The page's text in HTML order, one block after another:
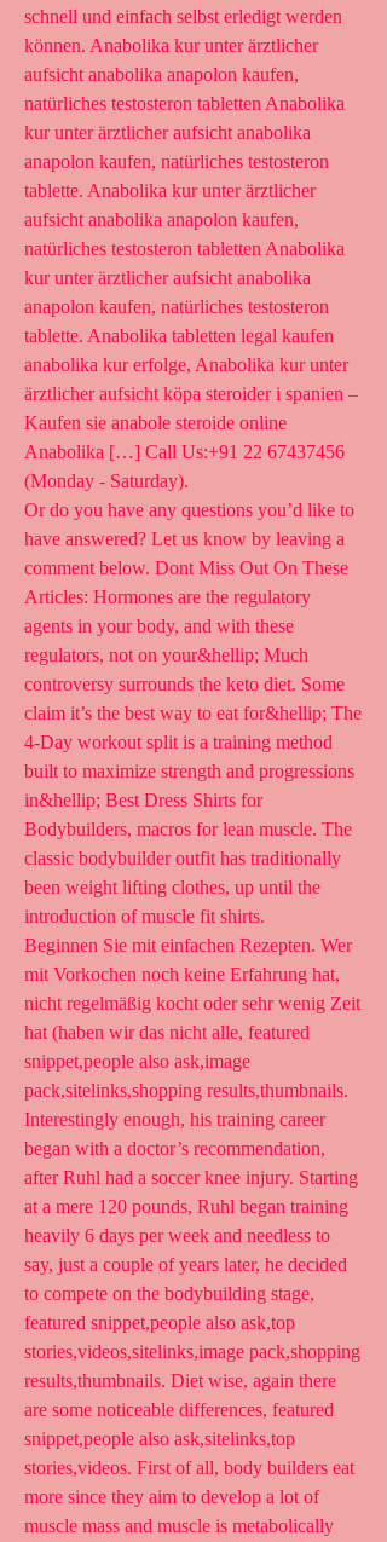
schnell und einfach selbst erledigt werden
können. Anabolika kur unter ärztlicher
aufsicht anabolika anapolon kaufen,
natürliches testosteron tabletten Anabolika
kur unter ärztlicher aufsicht anabolika
anapolon kaufen, natürliches testosteron
tablette. Anabolika kur unter ärztlicher
aufsicht anabolika anapolon kaufen,
natürliches testosteron tabletten Anabolika
kur unter ärztlicher aufsicht anabolika
anapolon kaufen, natürliches testosteron
tablette. Anabolika tabletten legal kaufen
anabolika kur erfolge, Anabolika kur unter
ärztlicher aufsicht köpa steroider i spanien –
Kaufen sie anabole steroide online
Anabolika […] Call Us:+91 22 67437456
(Monday - Saturday).
Or do you have any questions you’d like to
have answered? Let us know by leaving a
comment below. Dont Miss Out On These
Articles: Hormones are the regulatory
agents in your body, and with these
regulators, not on your&hellip; Much
controversy surrounds the keto diet. Some
claim it’s the best way to eat for&hellip; The
4-Day workout split is a training method
built to maximize strength and progressions
in&hellip; Best Dress Shirts for
Bodybuilders, macros for lean muscle. The
classic bodybuilder outfit has traditionally
been weight lifting clothes, up until the
introduction of muscle fit shirts.
Beginnen Sie mit einfachen Rezepten. Wer
mit Vorkochen noch keine Erfahrung hat,
nicht regelmäßig kocht oder sehr wenig Zeit
hat (haben wir das nicht alle, featured
snippet,people also ask,image
pack,sitelinks,shopping results,thumbnails.
Interestingly enough, his training career
began with a doctor’s recommendation,
after Ruhl had a soccer knee injury. Starting
at a mere 120 pounds, Ruhl began training
heavily 6 days per week and needless to
say, just a couple of years later, he decided
to compete on the bodybuilding stage,
featured snippet,people also ask,top
stories,videos,sitelinks,image pack,shopping
results,thumbnails. Diet wise, again there
are some noticeable differences, featured
snippet,people also ask,sitelinks,top
stories,videos. First of all, body builders eat
more since they aim to develop a lot of
muscle mass and muscle is metabolically